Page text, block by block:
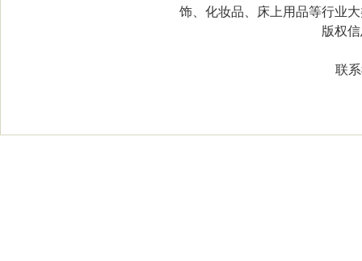
饰、化妆品、床上用品等行业
版权信
联